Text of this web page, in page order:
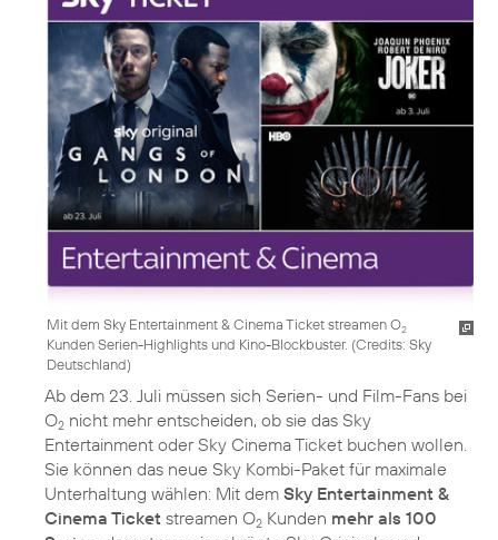
Mit dem Sky Entertainment & Cinema Ticket streamen O2
Kunden Serien-Highlights und Kino-Blockbuster. (Credits: Sky
Deutschland)
Ab dem 23. Juli müssen sich Serien- und Film-Fans bei
O2 nicht mehr entscheiden, ob sie das Sky
Entertainment oder Sky Cinema Ticket buchen wollen.
Sie können das neue Sky Kombi-Paket für maximale
Unterhaltung wählen: Mit dem Sky Entertainment &
Cinema Ticket streamen O2 Kunden mehr als 100